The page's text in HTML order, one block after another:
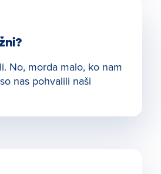
No, morda malo, ko nam
nas pohvalili naši